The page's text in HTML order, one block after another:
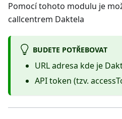
Pomocí tohoto modulu je
callcentrem Daktela
BUDETE POTŘEBOVAT
URL adresa kde je
API token (tzv.